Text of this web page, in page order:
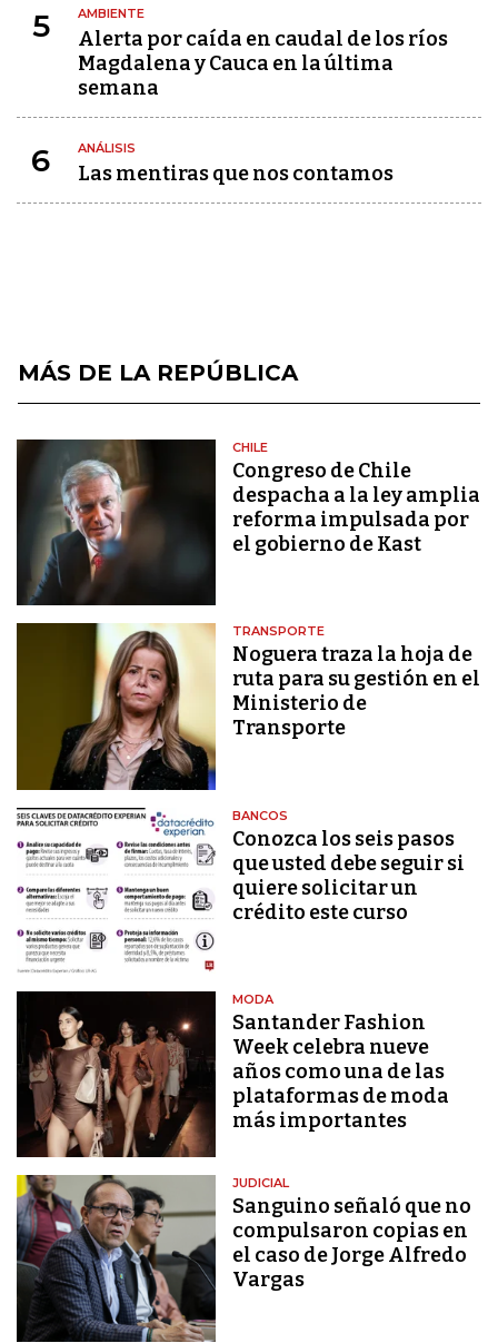
5 AMBIENTE
Alerta por caída en caudal de los ríos
Magdalena y Cauca en la última
semana
6 ANÁLISIS
Las mentiras que nos contamos
MÁS DE LA REPÚBLICA
CHILE
Congreso de Chile
despacha a la ley amplia
reforma impulsada por
el gobierno de Kast
TRANSPORTE
Noguera traza la hoja de
ruta para su gestión en el
Ministerio de
Transporte
BANCOS
Conozca los seis pasos
que usted debe seguir si
quiere solicitar un
crédito este curso
MODA
Santander Fashion
Week celebra nueve
años como una de las
plataformas de moda
más importantes
JUDICIAL
Sanguino señaló que no
compulsaron copias en
el caso de Jorge Alfredo
Vargas